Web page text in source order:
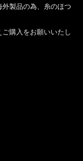
製品の為、糸のほつ
購入をお願いいたし